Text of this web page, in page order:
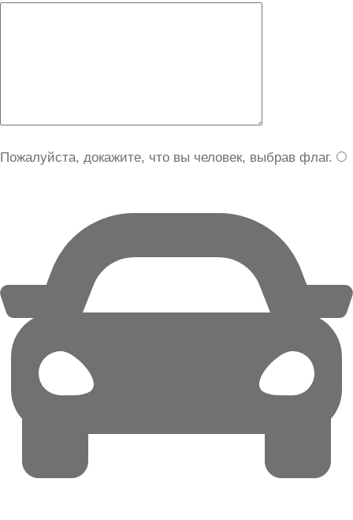
Пожалуйста, докажите, что вы человек, выбрав флаг.